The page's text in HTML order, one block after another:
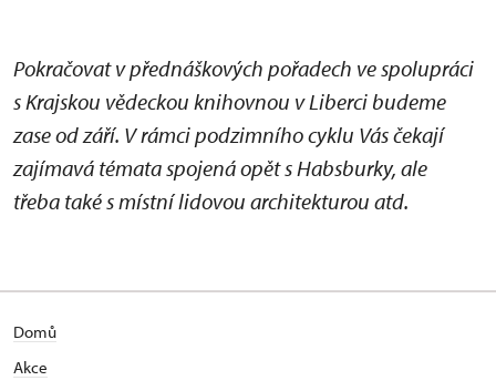
Pokračovat v přednáškových pořadech ve spolupráci
s Krajskou vědeckou knihovnou v Liberci budeme
zase od září. V rámci podzimního cyklu Vás čekají
zajímavá témata spojená opět s Habsburky, ale
třeba také s místní lidovou architekturou atd.
Domů
Akce